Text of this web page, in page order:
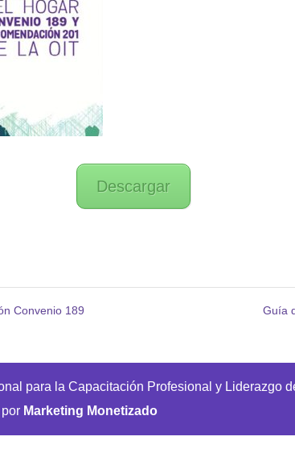
Descargar
Convenio 189 Guía
para la Capacitación Profesional y Liderazgo
Marketing Monetizado